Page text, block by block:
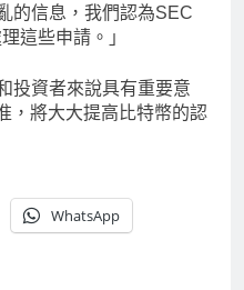
的信息，我們認為SEC
這些申請。」
投資者來說具有重要意
，將大大提高比特幣的認
WhatsApp